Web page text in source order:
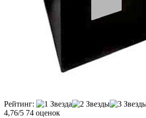
Рейтинг:
4,76/5 74 оценок